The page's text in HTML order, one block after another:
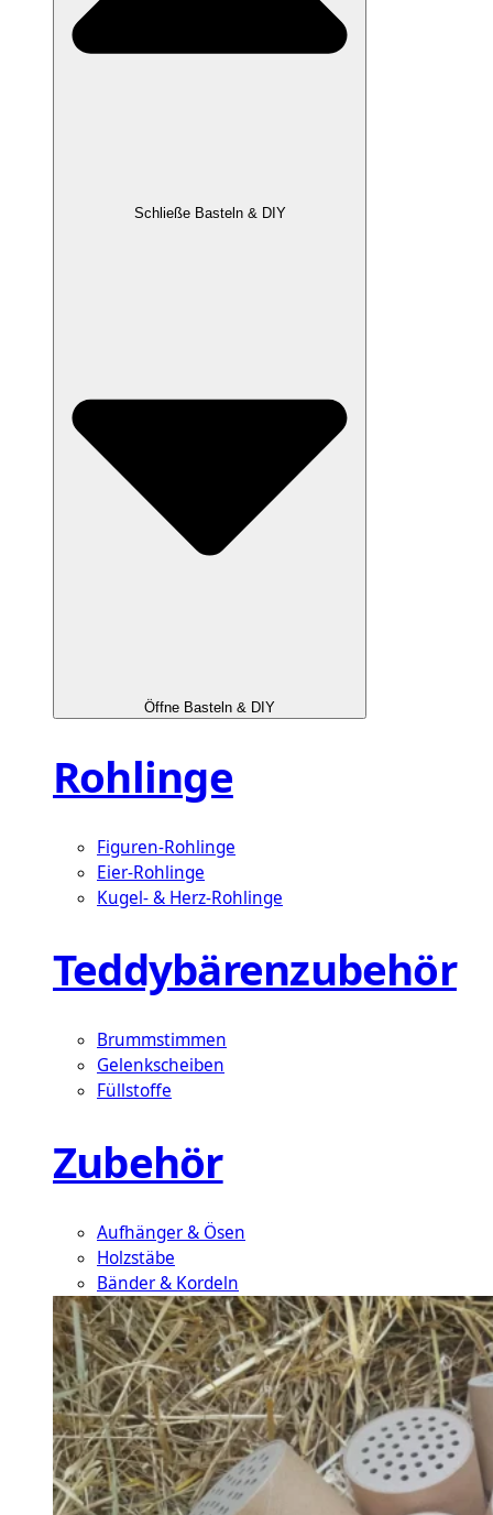
Schließe Basteln & DIY
Öffne Basteln & DIY
Rohlinge
Figuren-Rohlinge
Eier-Rohlinge
Kugel- & Herz-Rohlinge
Teddybärenzubehör
Brummstimmen
Gelenkscheiben
Füllstoffe
Zubehör
Aufhänger & Ösen
Holzstäbe
Bänder & Kordeln